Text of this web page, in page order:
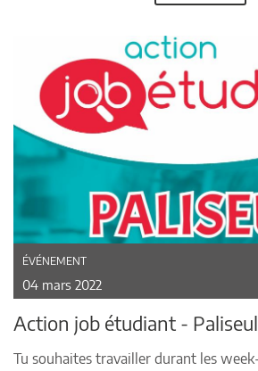
ÉVÉNEMENT
04 mars 2022
Action job étudiant - Paliseul
Tu souhaites travailler durant les